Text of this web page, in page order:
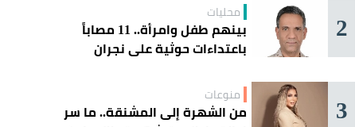
2 محليات
بينهم طفل وامرأة.. 11 مصاباً
باعتداءات حوثية على نجران
3 منوعات
من الشهرة إلى المشنقة.. ما سر